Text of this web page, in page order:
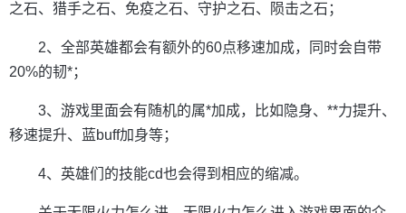
之石、猎手之石、免疫之石、守护之石、陨击之石；
2、全部英雄都会有额外的60点移速加成，同时会自带
20%的韧*；
3、游戏里面会有随机的属*加成，比如隐身、**力提升、
移速提升、蓝buff加身等；
4、英雄们的技能cd也会得到相应的缩减。